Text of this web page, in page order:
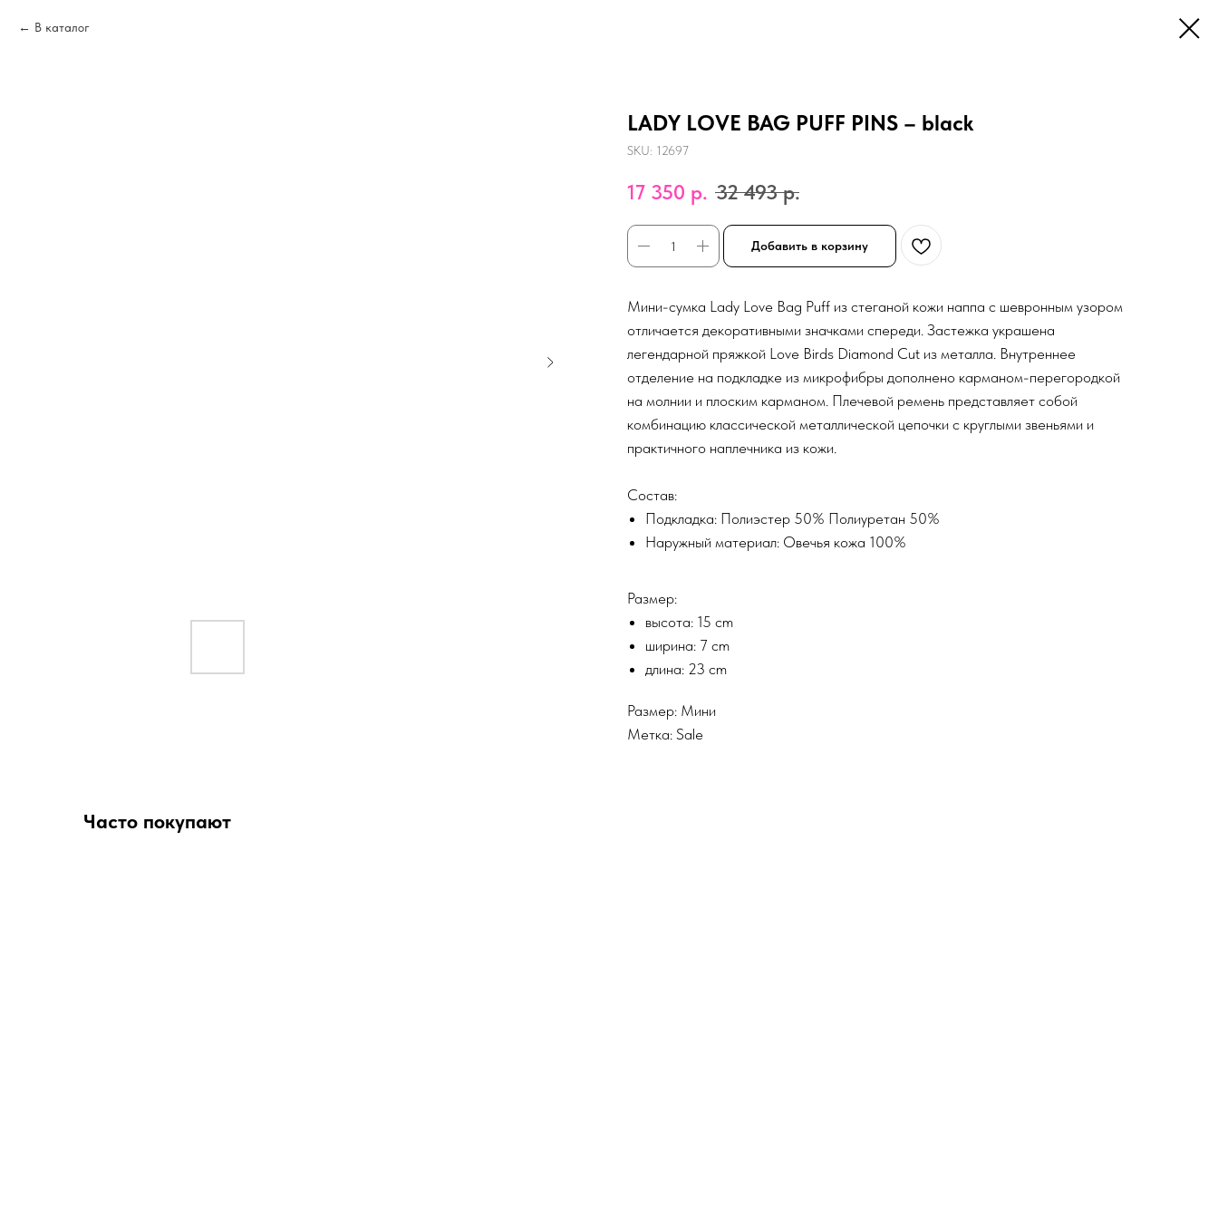
В каталог
LADY LOVE BAG PUFF PINS – black
SKU: 12697
17 350 р. 32 493 р.
Добавить в корзину
Мини-сумка Lady Love Bag Puff из стеганой кожи наппа с шевронным узором
отличается декоративными значками спереди. Застежка украшена
легендарной пряжкой Love Birds Diamond Cut из металла. Внутреннее
отделение на подкладке из микрофибры дополнено карманом-перегородкой
на молнии и плоским карманом. Плечевой ремень представляет собой
комбинацию классической металлической цепочки с круглыми звеньями и
практичного наплечника из кожи.
Состав:
Подкладка: Полиэстер 50% Полиуретан 50%
Наружный материал: Овечья кожа 100%
Размер:
высота: 15 cm
ширина: 7 cm
длина: 23 cm
Размер: Мини
Метка: Sale
Часто покупают